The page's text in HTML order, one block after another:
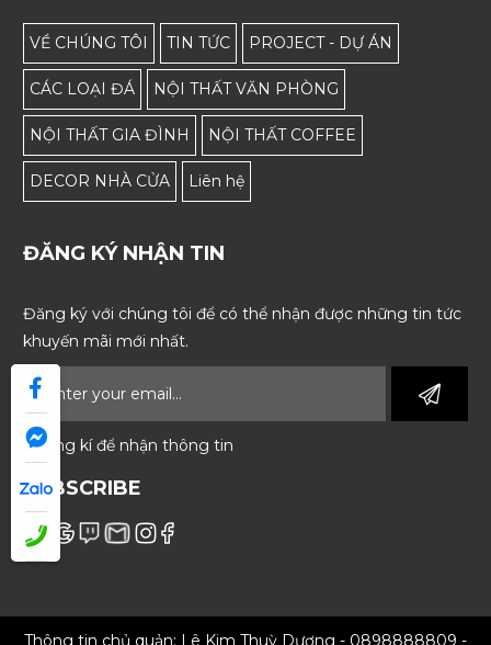
VỀ CHÚNG TÔI TIN TỨC PROJECT - DỰ ÁN
CÁC LOẠI ĐÁ NỘI THẤT VĂN PHÒNG
NỘI THẤT GIA ĐÌNH NỘI THẤT COFFEE
DECOR NHÀ CỬA Liên hệ
ĐĂNG KÝ NHẬN TIN
Đăng ký với chúng tôi để có thể nhận được những tin tức
khuyến mãi mới nhất.
* Đăng kí để nhận thông tin
SUBSCRIBE
Thông tin chủ quản: Lê Kim Thuỳ Dương - 0898888809 -